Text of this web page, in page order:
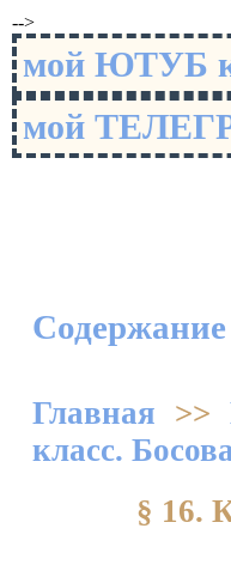
-->
мой ЮТУБ
мой
Содержание
Главная >>
класс.
§ 16.